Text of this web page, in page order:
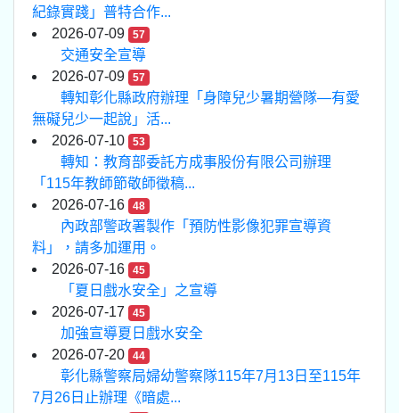
紀錄實踐」普特合作...
2026-07-09
57
交通安全宣導
2026-07-09
57
轉知彰化縣政府辦理「身障兒少暑期營隊—有愛
無礙兒少一起說」活...
2026-07-10
53
轉知：教育部委託方成事股份有限公司辦理
「115年教師節敬師徵稿...
2026-07-16
48
內政部警政署製作「預防性影像犯罪宣導資
料」，請多加運用。
2026-07-16
45
「夏日戲水安全」之宣導
2026-07-17
45
加強宣導夏日戲水安全
2026-07-20
44
彰化縣警察局婦幼警察隊115年7月13日至115年
7月26日止辦理《暗處...